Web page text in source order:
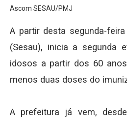
Ascom SESAU/PMJ
A partir desta segunda-
(Sesau), inicia a segunda
idosos a partir dos 60
menos duas doses do
A prefeitura já vem,